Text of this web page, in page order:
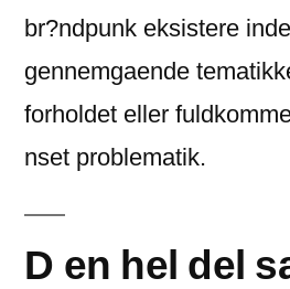
br?ndpunk eksistere
gennemgaende
forholdet eller
nset problematik.
D en hel del